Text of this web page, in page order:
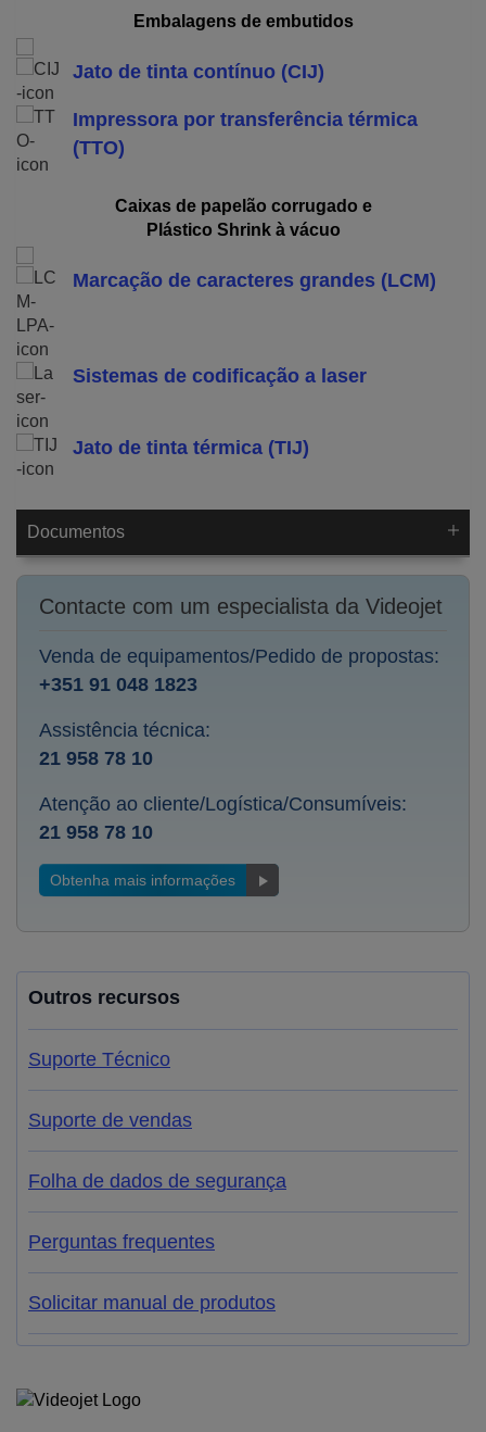
Embalagens de embutidos
Jato de tinta contínuo (CIJ)
Impressora por transferência térmica
(TTO)
Caixas de papelão corrugado e
Plástico Shrink à vácuo
Marcação de caracteres grandes (LCM)
Sistemas de codificação a laser
Jato de tinta térmica (TIJ)
Documentos
Contacte com um especialista da Videojet
Venda de equipamentos/Pedido de propostas:
+351 91 048 1823
Assistência técnica:
21 958 78 10
Atenção ao cliente/Logística/Consumíveis:
21 958 78 10
Obtenha mais informações
Outros recursos
Suporte Técnico
Suporte de vendas
Folha de dados de segurança
Perguntas frequentes
Solicitar manual de produtos